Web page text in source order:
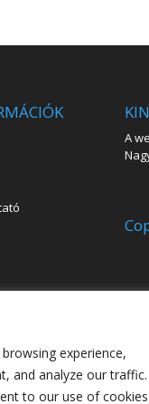
experience,
and analyze our traffic.
to our use of cookies.
A